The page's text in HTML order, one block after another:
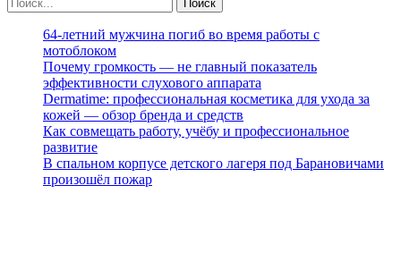
64-летний мужчина погиб во время работы с
мотоблоком
Почему громкость — не главный показатель
эффективности слухового аппарата
Dermatime: профессиональная косметика для ухода за
кожей — обзор бренда и средств
Как совмещать работу, учёбу и профессиональное
развитие
В спальном корпусе детского лагеря под Барановичами
произошёл пожар